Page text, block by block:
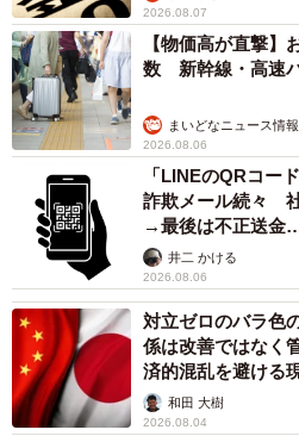
原則として、養子と実子の相続
はありません。養子は縁組の日
律上で婚姻関係のある夫婦から
身分を取得します。相続におい
全く同じ立場で「法定相続人」
できる財産の割合（法定相続分
の間に差はありません。
実子である妹さんが「あんたは
という理由でAさんに相続権が
と主張したとしても、それは法
りません。Aさんは、両養親につ
2026.08.07
【物価高が直撃】
数 新幹線・高速
まいどなニュース情
2026.08.06
「LINEのQRコー
詐欺メール続々
→最後は不正送金
提」の対策
井二 かける
2026.08.06
対立ゼロのバラ色
係は改善ではなく
済的混乱を避ける
和田 大樹
2026.08.04